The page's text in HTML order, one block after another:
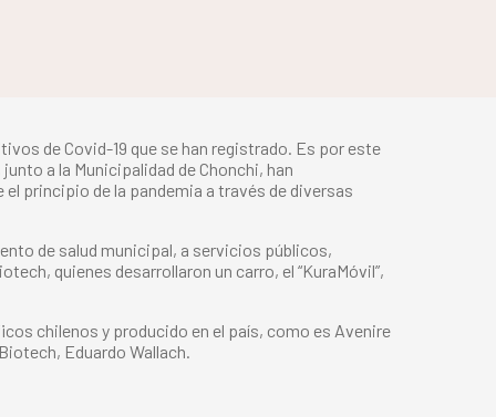
de Covid-19 que se han registrado. Es por este
a la Municipalidad de Chonchi, han
principio de la pandemia a través de diversas
de salud municipal, a servicios públicos,
quienes desarrollaron un carro, el “KuraMóvil”,
chilenos y producido en el país, como es Avenire
Eduardo Wallach.